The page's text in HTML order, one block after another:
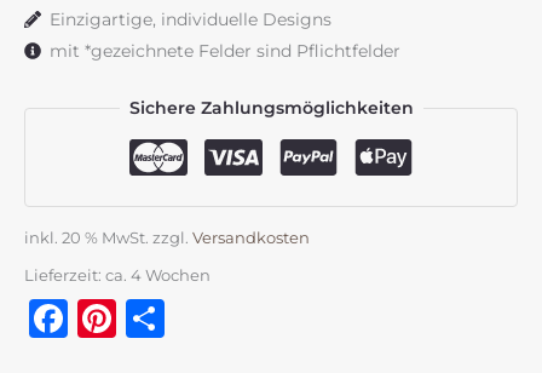
Einzigartige, individuelle Designs
mit *gezeichnete Felder sind Pflichtfelder
Sichere Zahlungsmöglichkeiten
inkl. 20 % MwSt. zzgl. Versandkosten
Lieferzeit: ca. 4 Wochen
Facebook
Pinterest